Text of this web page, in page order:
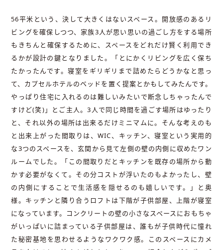
56平米という、決して大きくはないスペース。開放感のあるリ
ビングを確保しつつ、家族3人が思い思いの過ごし方をする場所
もきちんと確保するために、スペースをどれだけ賢く利用でき
るかが設計の鍵となりました。「とにかくリビングを広く保ち
たかったんです。寝室をギリギリまで詰めたらどうかなと思っ
て、カプセルホテルのベッドを置く提案とかもしてみたんです。
やっぱり住宅に入れるのは難しいみたいで断念しちゃったんで
すけど(笑)」とご主人。3人で同じ時間を過ごす場所はゆったり
と、それ以外の場所は出来るだけミニマムに。そんな考えのも
と出来上がった間取りは、WIC、キッチン、寝室という実用的
な3つのスペースを、玄関から見て左側の壁の内側に収めたワン
ルームでした。「この間取りだとキッチンを既存の場所から動
かす必要がなくて。その分コストが浮いたのもよかったし、壁
の内側にすることで生活感を隠せるのも嬉しいです。」と奥
様。キッチンと隣り合うロフトは下階が子供部屋、上階が寝室
になっています。コンクリートの壁の小さなスペースにおもちゃ
がいっぱいに詰まっている子供部屋は、誰もが子供時代に憧れ
た秘密基地を思わせるようなワクワク感。このスペースにカメ